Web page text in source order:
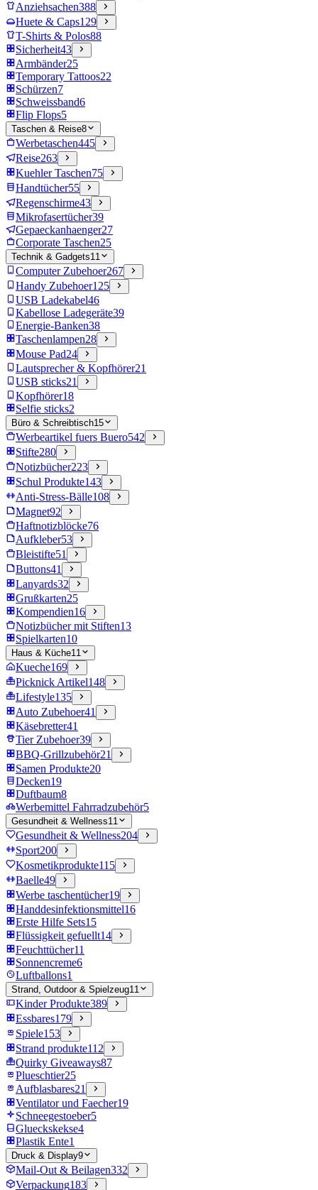
Anziehsachen388
Huete & Caps129
T-Shirts & Polos88
Sicherheit43
Armbänder25
Temporary Tattoos22
Schürzen7
Schweissband6
Flip Flops5
Taschen & Reise8
Werbetaschen445
Reise263
Kuehler Taschen75
Handtücher55
Regenschirme43
Mikrofasertücher39
Gepaeckanhaenger27
Corporate Taschen25
Technik & Gadgets11
Computer Zubehoer267
Handy Zubehoer125
USB Ladekabel46
Kabellose Ladegeräte39
Energie-Banken38
Taschenlampen28
Mouse Pad24
Lautsprecher & Kopfhörer21
USB sticks21
Kopfhörer18
Selfie sticks2
Büro & Schreibtisch15
Werbeartikel fuers Buero542
Stifte280
Notizbücher223
Schul Produkte143
Anti-Stress-Bälle108
Magnet92
Haftnotizblöcke76
Aufkleber53
Bleistifte51
Buttons41
Lanyards32
Grußkarten25
Kompendien16
Notizbücher mit Stiften13
Spielkarten10
Haus & Küche11
Kueche169
Picknick Artikel148
Lifestyle135
Auto Zubehoer41
Käsebretter41
Tier Zubehoer39
BBQ-Grillzubehör21
Samen Produkte20
Decken19
Duftbaum8
Werbemittel Fahrradzubehör5
Gesundheit & Wellness11
Gesundheit & Wellness204
Sport200
Kosmetikprodukte115
Baelle49
Werbe taschentücher19
Handdesinfektionsmittel16
Erste Hilfe Sets15
Flüssigkeit gefuellt14
Feuchttücher11
Sonnencreme6
Luftballons1
Strand, Outdoor & Spielzeug11
Kinder Produkte389
Essbares179
Spiele153
Strand produkte112
Quirky Giveaways87
Plueschtier25
Aufblasbares21
Ventilator und Faecher19
Schneegestoeber5
Glueckskekse4
Plastik Ente1
Druck & Display9
Mail-Out & Beilagen332
Verpackung183